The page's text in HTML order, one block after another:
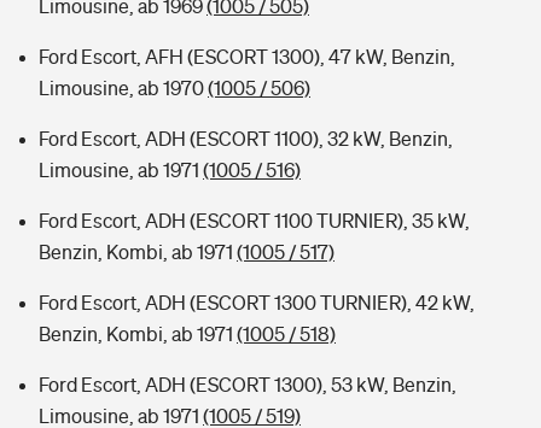
Limousine, ab 1969(1005 / 505)
Ford Escort, AFH (ESCORT 1300), 47 kW, Benzin,
Limousine, ab 1970(1005 / 506)
Ford Escort, ADH (ESCORT 1100), 32 kW, Benzin,
Limousine, ab 1971 (1005 / 516)
Ford Escort, ADH (ESCORT 1100 TURNIER), 35 kW,
Benzin, Kombi, ab 1971 (1005 / 517)
Ford Escort, ADH (ESCORT 1300 TURNIER), 42 kW,
Benzin, Kombi, ab 1971 (1005 / 518)
Ford Escort, ADH (ESCORT 1300), 53 kW, Benzin,
Limousine, ab 1971 (1005 / 519)